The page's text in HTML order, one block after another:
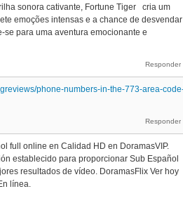
sonora cativante, Fortune Tiger cria um
emoções intensas e a chance de desvendar
para uma aventura emocionante e
phone-numbers-in-the-773-area-
full online en Calidad HD en DoramasVIP.
establecido para proporcionar Sub Español
resultados de vídeo. DoramasFlix Ver hoy
línea.